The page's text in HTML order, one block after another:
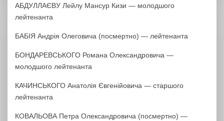
АБДУЛЛАЄВУ Лейлу Мансур Кизи — молодшого
лейтенанта
БАБІЯ Андрія Олеговича (посмертно) — лейтенанта
БОНДАРЕВСЬКОГО Романа Олександровича —
молодшого лейтенанта
КАЧИНСЬКОГО Анатолія Євгенійовича — старшого
лейтенанта
КОВАЛЬОВА Петра Олександровича (посмертно) —